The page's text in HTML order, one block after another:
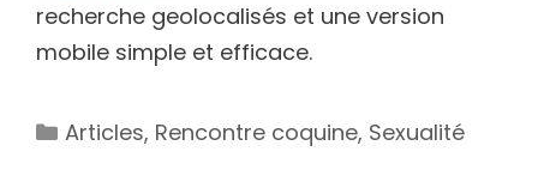
recherche geolocalisés et une version
mobile simple et efficace.
Catégories
Articles, Rencontre coquine, Sexualité